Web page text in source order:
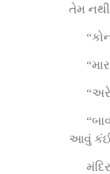
તેમ
આવું કંઈ